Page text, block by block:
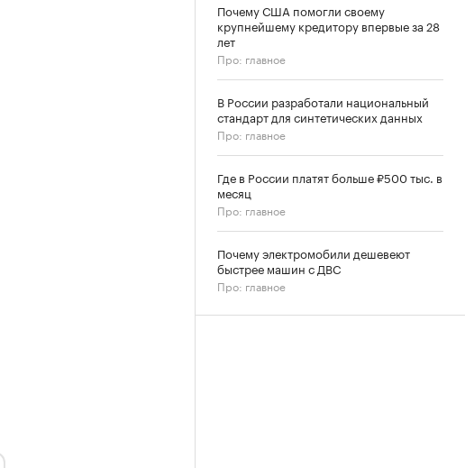
Почему США помогли своему
крупнейшему кредитору впервые за 28
лет
Про: главное
В России разработали национальный
стандарт для синтетических данных
Про: главное
Где в России платят больше ₽500 тыс. в
месяц
Про: главное
Почему электромобили дешевеют
быстрее машин с ДВС
Про: главное